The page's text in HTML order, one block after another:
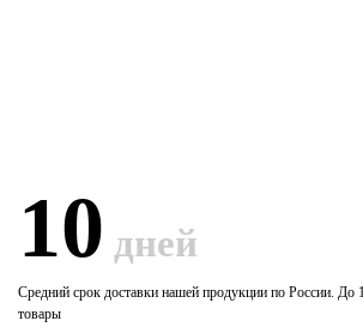
10дней
Средний срок доставки нашей продукции по России. До
товары